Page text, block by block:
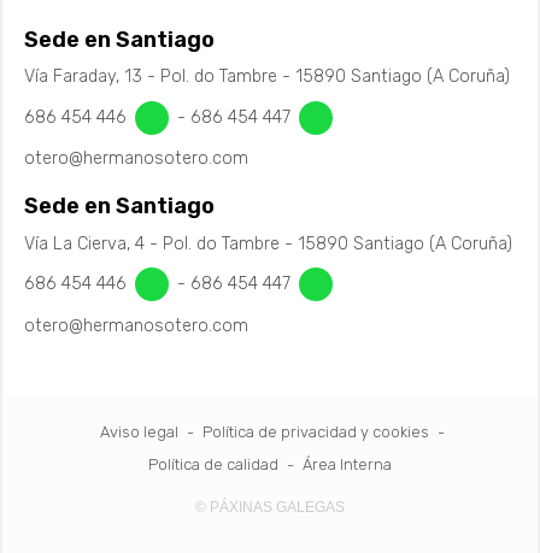
Sede en Santiago
Vía Faraday, 13 - Pol. do Tambre - 15890 Santiago (A Coruña)
686 454 446
- 686 454 447
otero@hermanosotero.com
Sede en Santiago
Vía La Cierva, 4 - Pol. do Tambre - 15890 Santiago (A Coruña)
686 454 446
- 686 454 447
otero@hermanosotero.com
Aviso legal - Política de privacidad y cookies -
Política de calidad - Área Interna
© PÁXINAS GALEGAS